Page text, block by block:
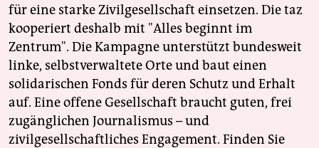
für eine starke Zivilgesellschaft einsetzen. Die taz
kooperiert deshalb mit "Alles beginnt im
Zentrum". Die Kampagne unterstützt bundesweit
linke, selbstverwaltete Orte und baut einen
solidarischen Fonds für deren Schutz und Erhalt
auf. Eine offene Gesellschaft braucht guten, frei
zugänglichen Journalismus – und
zivilgesellschaftliches Engagement. Finden Sie